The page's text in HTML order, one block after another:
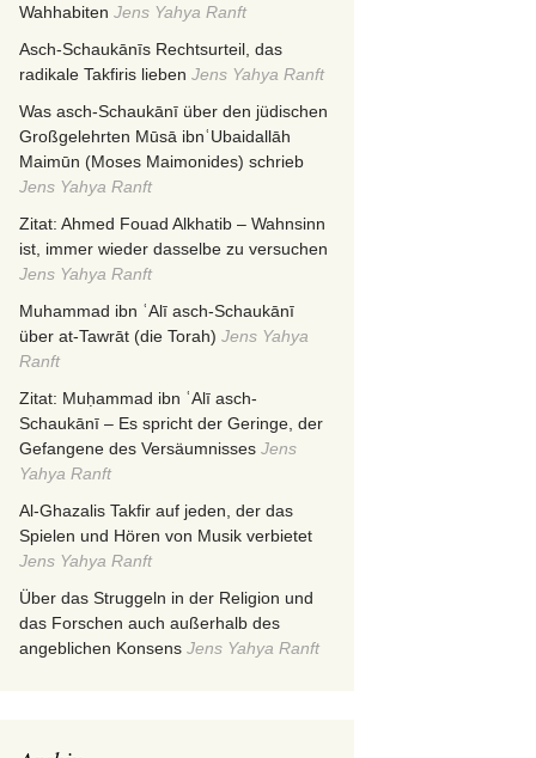
Wahhabiten Jens Yahya Ranft
Asch-Schaukānīs Rechtsurteil, das
radikale Takfiris lieben Jens Yahya Ranft
Was asch-Schaukānī über den jüdischen
Großgelehrten Mūsā ibnʿUbaidallāh
Maimūn (Moses Maimonides) schrieb
Jens Yahya Ranft
Zitat: Ahmed Fouad Alkhatib – Wahnsinn
ist, immer wieder dasselbe zu versuchen
Jens Yahya Ranft
Muhammad ibn ʿAlī asch-Schaukānī
über at-Tawrāt (die Torah) Jens Yahya
Ranft
Zitat: Muḥammad ibn ʿAlī asch-
Schaukānī – Es spricht der Geringe, der
Gefangene des Versäumnisses Jens
Yahya Ranft
Al-Ghazalis Takfir auf jeden, der das
Spielen und Hören von Musik verbietet
Jens Yahya Ranft
Über das Struggeln in der Religion und
das Forschen auch außerhalb des
angeblichen Konsens Jens Yahya Ranft